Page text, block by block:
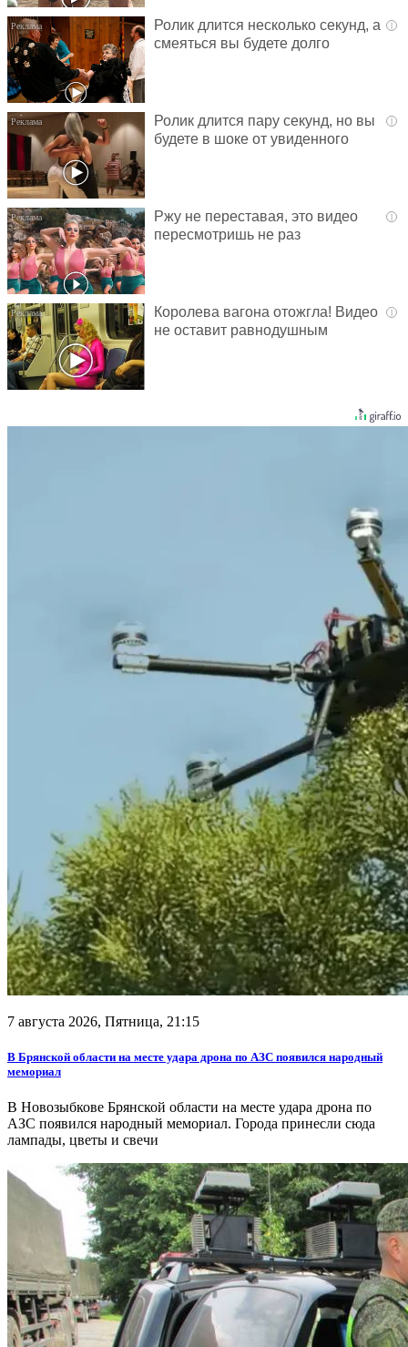
i
Ролик длится несколько секунд, а
смеяться вы будете долго
i
Ролик длится пару секунд, но вы
будете в шоке от увиденного
i
Ржу не переставая, это видео
пересмотришь не раз
i
Королева вагона отожгла! Видео
не оставит равнодушным
7 августа 2026, Пятница, 21:15
В Брянской области на месте удара дрона по АЗС появился народный
мемориал
В Новозыбкове Брянской области на месте удара дрона по
АЗС появился народный мемориал. Города принесли сюда
лампады, цветы и свечи